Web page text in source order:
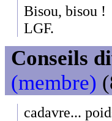
Bisou, bisou !
LGF.
Conseils
(membre)
cadavre...